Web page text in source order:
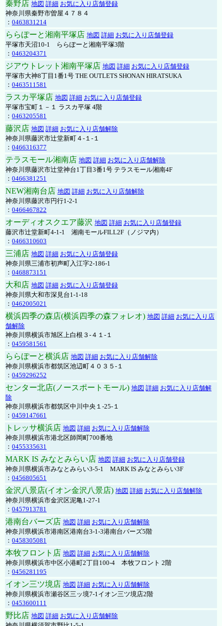
秦野店 地図 詳細 お気に入り店舗登録
神奈川県秦野市曽屋４７８４
： 0463831214
ららぽーと湘南平塚店 地図 詳細 お気に入り店舗登録
平塚市天沼10-1 ららぽーと湘南平塚3階
： 0463204371
ジアウトレット湘南平塚店 地図 詳細 お気に入り店舗登録
平塚市大神8丁目1番1号 THE OUTLETS SHONAN HIRATSUKA
： 0463511581
ラスカ平塚店 地図 詳細 お気に入り店舗登録
平塚市宝町１－１ ラスカ平塚 4階
： 0463205581
藤沢店 地図 詳細 お気に入り店舗解除
神奈川県藤沢市辻堂新町４-１-１
： 0466316377
テラスモール湘南店 地図 詳細 お気に入り店舗解除
神奈川県藤沢市辻堂神台1丁目3番1号 テラスモール湘南4F
： 0466381251
NEW湘南台店 地図 詳細 お気に入り店舗解除
神奈川県藤沢市円行1-2-1
： 0466467822
オーディオスクエア藤沢 地図 詳細 お気に入り店舗登録
藤沢市辻堂新町4-1-1 湘南モールFILL2F（ノジマ内）
： 0466310603
三浦店 地図 詳細 お気に入り店舗登録
神奈川県三浦市初声町入江字2-186-1
： 0468873151
大和店 地図 詳細 お気に入り店舗登録
神奈川県大和市深見台1-1-18
： 0462005021
横浜四季の森店(横浜四季の森フォレオ) 地図 詳細 お気に入り店
舗解除
神奈川県横浜市旭区上白根３-４１-１
： 0459581561
ららぽーと横浜店 地図 詳細 お気に入り店舗解除
神奈川県横浜市都筑区池辺町４０３５-１
： 0459296252
センター北店(ノースポートモール) 地図 詳細 お気に入り店舗解
除
神奈川県横浜市都筑区中川中央１-25-１
： 0459147661
トレッサ横浜店 地図 詳細 お気に入り店舗解除
神奈川県横浜市港北区師岡町700番地
： 0455335631
MARK IS みなとみらい店 地図 詳細 お気に入り店舗登録
神奈川県横浜市みなとみらい3-5-1 MARK IS みなとみらい3F
： 0456805651
金沢八景店(イオン金沢八景店) 地図 詳細 お気に入り店舗解除
神奈川県横浜市金沢区泥亀1-27-1
： 0457913781
港南台バーズ店 地図 詳細 お気に入り店舗解除
神奈川県横浜市港南区港南台3-1-3港南台バーズ5階
： 0458305081
本牧フロント店 地図 詳細 お気に入り店舗解除
神奈川県横浜市中区小港町2丁目100-4 本牧フロント 2階
： 0456281195
イオン三ツ境店 地図 詳細 お気に入り店舗解除
神奈川県横浜市瀬谷区三ッ境7-1イオン三ツ境店2階
： 0453600111
野比店 地図 詳細 お気に入り店舗解除